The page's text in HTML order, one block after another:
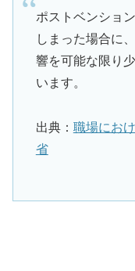
ポストベンショ
しまった場合に
響を可能な限り
います。
出典： 職場にお
省